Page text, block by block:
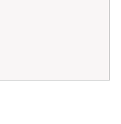
申込書記載事項に
の届出をするもの